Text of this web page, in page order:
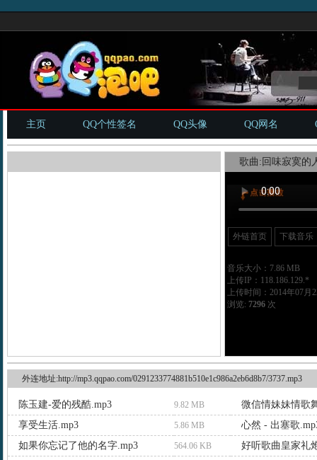
主页 QQ个性签名 QQ头像 QQ网名
歌曲:回味寂寞的
外链首页 下载音乐
音乐大小：7.86 MB
上传IP：118.186.129.*
上传时间：2014年07月
浏览: 7296次
外连地址:http://mp3.qqpao.com/0291233774881b510e1c986a2eb6d8b7/3737.mp3
陈玉建-爱的残酷.mp3 9.82 MB
微信情妹妹情歌
享受生活.mp3
5.86 MB
心然 - 出塞歌
如果你忘记了他的名字.mp3
564.06 KB
好听歌曲皇家礼